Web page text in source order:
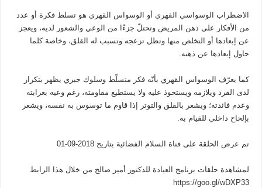
الاضطراب الوسواسي القهري أو الوسواس القهري هو تسلط فكرة أو عدد
من الأفكار على ذهن المريض وتحتلّ جزءًا من الوعي والشعور لديه، ويعجز
عن إبعادها أو التخلص منها وتظل تزعجه وتسبب له القلق، وخاصة كلما
حاول إبعادها عن ذهنه.
كما يعرّف الوسواس القهري بأنّه فكر متسلّط وسلوك جبري يظهر بتكرار
لدى الفرد ويلازمه ويستحوذ عليه ولا يستطيع مقاومته، رغم وعيه بغرابته
وعدم فائدته؛ ويشعر بالقلق والتوتر إذا قاوم ما توسوس به نفسه، ويشعر
بإلحاح داخلي للقيام به.
تم عرض الحلقة على قناة السلام الفضائية بتاريخ 2018-09-01
لمشاهدة حلقات برنامج العيادة للدكتور أمير صالح من خلال هذا الرابط
https://goo.gl/wDXP33